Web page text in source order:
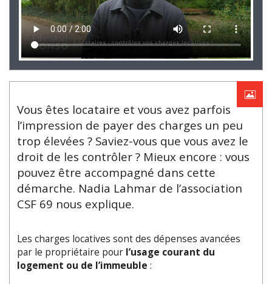
Vous êtes locataire et vous avez parfois
l’impression de payer des charges un peu
trop élevées ? Saviez-vous que vous avez le
droit de les contrôler ? Mieux encore : vous
pouvez être accompagné dans cette
démarche. Nadia Lahmar de l’association
CSF 69 nous explique.
Les charges locatives sont des dépenses avancées
par le propriétaire pour l’usage courant du
logement ou de l’immeuble :